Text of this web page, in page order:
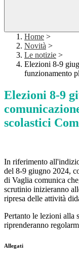
Home >
Novità >
Le notizie >
Elezioni 8-9
funzionamento
Elezioni 8-9
scolastici
In riferimento
del 8-9 giugno 2024,
di Vaglia comunica
scrutinio inizieranno
ripresa delle attività
Pertanto le lezioni alla
riprenderanno
Allegati